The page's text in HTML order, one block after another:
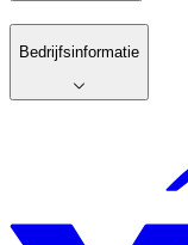
Bedrijfsinformatie